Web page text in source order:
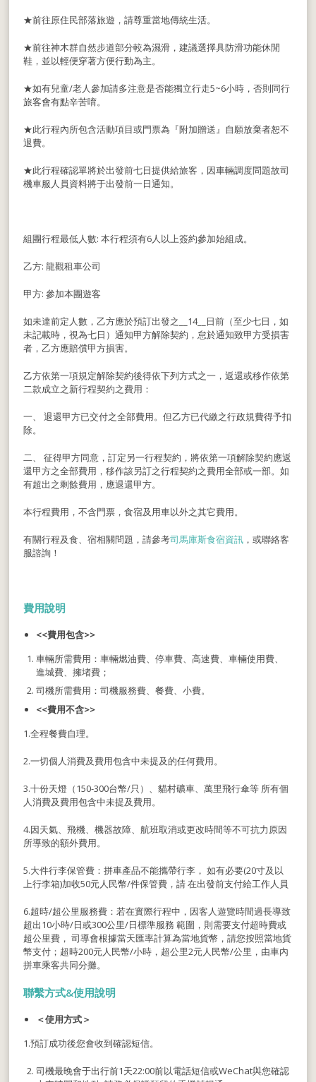
★前往原住民部落旅遊，請尊重當地傳統生活。
★前往神木群自然步道部分較為濕滑，建議選擇具防滑功能休閒
鞋，並以輕便穿著方便行動為主。
★如有兒童/老人參加請多注意是否能獨立行走5~6小時，否則同行
旅客會有點辛苦唷。
★此行程內所包含活動項目或門票為『附加贈送』自願放棄者恕不
退費。
★此行程確認單將於出發前七日提供給旅客，因車輛調度問題故司
機車服人員資料將于出發前一日通知。
組團行程最低人數: 本行程須有6人以上簽約參加始組成。
乙方: 龍觀租車公司
甲方: 參加本團遊客
如未達前定人數，乙方應於預訂出發之__14__日前（至少七日，如
未記載時，視為七日）通知甲方解除契約，怠於通知致甲方受損害
者，乙方應賠償甲方損害。
乙方依第一項規定解除契約後得依下列方式之一，返還或移作依第
二款成立之新行程契約之費用：
一、 退還甲方已交付之全部費用。但乙方已代繳之行政規費得予扣
除。
二、 征得甲方同意，訂定另一行程契約，將依第一項解除契約應返
還甲方之全部費用，移作該另訂之行程契約之費用全部或一部。如
有超出之剩餘費用，應退還甲方。
本行程費用，不含門票，食宿及用車以外之其它費用。
有關行程及食、宿相關問題，請參考司馬庫斯食宿資訊 ，或聯絡客
服諮詢！
費用說明
<<費用包含>>
車輛所需費用：車輛燃油費、停車費、高速費、車輛使用費、
進城費、擁堵費；
司機所需費用：司機服務費、餐費、小費。
<<費用不含>>
1.全程餐費自理。
2.一切個人消費及費用包含中未提及的任何費用。
3.十份天燈（150-300台幣/只）、貓村礦車、萬里飛行傘等 所有個
人消費及費用包含中未提及費用。
4.因天氣、飛機、機器故障、航班取消或更改時間等不可抗力原因
所導致的額外費用。
5.大件行李保管費：拼車產品不能攜帶行李， 如有必要(20寸及以
上行李箱)加收50元人民幣/件保管費，請 在出發前支付給工作人員
6.超時/超公里服務費：若在實際行程中，因客人遊覽時間過長導致
超出10小時/日或300公里/日標準服務 範圍，則需要支付超時費或
超公里費， 司導會根據當天匯率計算為當地貨幣，請您按照當地貨
幣支付；超時200元人民幣/小時，超公里2元人民幣/公里，由車內
拼車乘客共同分攤。
聯繫方式&使用說明
＜使用方式＞
1.預訂成功後您會收到確認短信。
司機最晚會于出行前1天22:00前以電話短信或WeChat與您確認